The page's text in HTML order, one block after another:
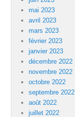
mai 2023
avril 2023
mars 2023
février 2023
janvier 2023
décembre 2022
novembre 2022
octobre 2022
septembre 2022
août 2022
juillet 2022